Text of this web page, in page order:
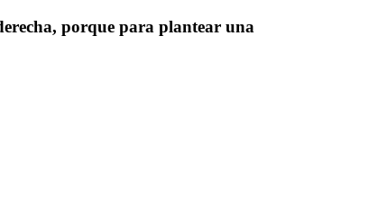
porque para plantear una